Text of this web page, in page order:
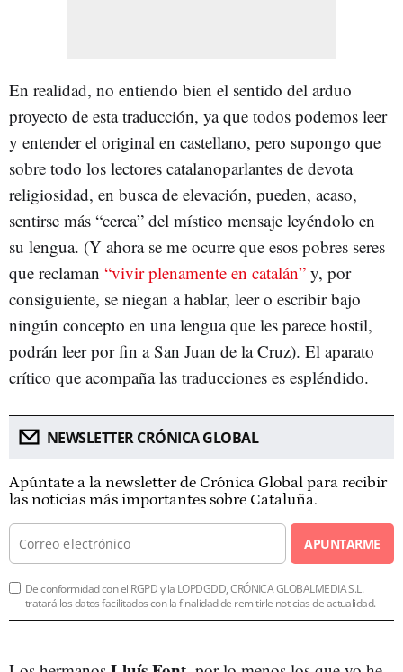
En realidad, no entiendo bien el sentido del arduo
proyecto de esta traducción, ya que todos podemos leer
y entender el original en castellano, pero supongo que
sobre todo los lectores catalanoparlantes de devota
religiosidad, en busca de elevación, pueden, acaso,
sentirse más “cerca” del místico mensaje leyéndolo en
su lengua. (Y ahora se me ocurre que esos pobres seres
que reclaman “vivir plenamente en catalán” y, por
consiguiente, se niegan a hablar, leer o escribir bajo
ningún concepto en una lengua que les parece hostil,
podrán leer por fin a San Juan de la Cruz). El aparato
crítico que acompaña las traducciones es espléndido.
NEWSLETTER CRÓNICA GLOBAL
Apúntate a la newsletter de Crónica Global para recibir
las noticias más importantes sobre Cataluña.
APUNTARME
De conformidad con el RGPD y la LOPDGDD, CRÓNICA GLOBALMEDIA S.L.
tratará los datos facilitados con la finalidad de remitirle noticias de actualidad.